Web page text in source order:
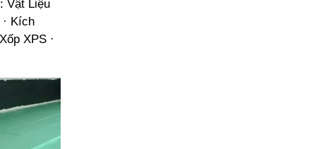
Vật Liệu
Kích
XPS ·